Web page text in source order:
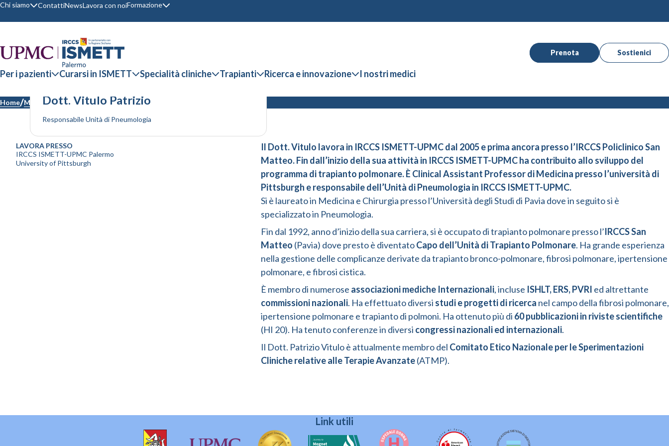
Chi siamo ContattiNewsLavora con noiFormazione
Prenota Sostienici
Per i pazienti Curarsi in ISMETT Specialità cliniche Trapianti Ricerca e innovazione I nostri medici
Home MediciDott. Vitulo Patrizio
Responsabile Unità di Pneumologia
LAVORA PRESSO
IRCCS ISMETT-UPMC Palermo
University of Pittsburgh
Il Dott. Vitulo lavora in IRCCS ISMETT-UPMC dal 2005 e prima ancora presso l’IRCCS Policlinico San
Matteo. Fin dall’inizio della sua attività in IRCCS ISMETT-UPMC ha contribuito allo sviluppo del
programma di trapianto polmonare. È Clinical Assistant Professor di Medicina presso l’università di
Pittsburgh e responsabile dell’Unità di Pneumologia in IRCCS ISMETT-UPMC.
Si è laureato in Medicina e Chirurgia presso l’Università degli Studi di Pavia dove in seguito si è
specializzato in Pneumologia.
Fin dal 1992, anno d’inizio della sua carriera, si è occupato di trapianto polmonare presso l’IRCCS San
Matteo (Pavia) dove presto è diventatoCapo dell’Unità di Trapianto Polmonare. Ha grande esperienza
nella gestione delle complicanze derivate da trapianto bronco-polmonare, fibrosi polmonare, ipertensione
polmonare, e fibrosi cistica.
È membro di numerose associazioni mediche Internazionali, incluse ISHLT, ERS, PVRI ed altrettante
commissioni nazionali. Ha effettuato diversi studi e progetti di ricerca nel campo della fibrosi polmonare,
ipertensione polmonare e trapianto di polmoni. Ha ottenuto più di 60 pubblicazioni in riviste scientifiche
(HI 20). Ha tenuto conferenze in diversi congressi nazionali ed internazionali.
Il Dott. Patrizio Vitulo è attualmente membro del Comitato Etico Nazionale per le Sperimentazioni
Cliniche relative alle Terapie Avanzate(ATMP).
Link utili